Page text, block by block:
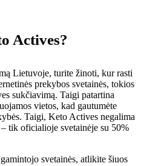
Actives?
Lietuvoje, turite žinoti, kur rasti
prekybos svetainės, tokios
sukčiavimą. Taigi patartina
vietos, kad gautumėte
Taigi, Keto Actives negalima
tik oficialioje svetainėje su 50%
svetainės, atlikite šiuos